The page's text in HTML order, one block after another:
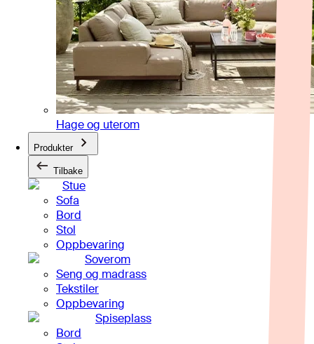
Hage og uterom
Produkter
Tilbake
Stue
Sofa
Bord
Stol
Oppbevaring
Soverom
Seng og madrass
Tekstiler
Oppbevaring
Spiseplass
Bord